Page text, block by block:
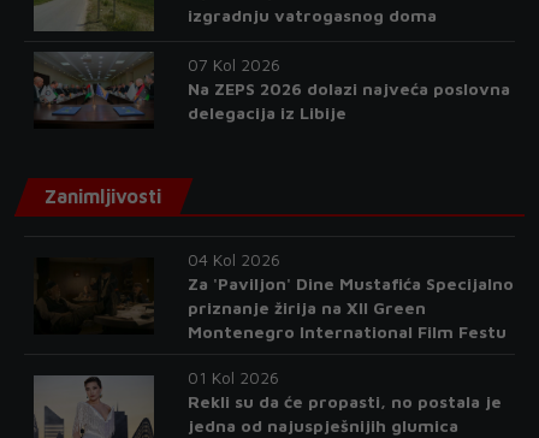
izgradnju vatrogasnog doma
07 Kol 2026
Na ZEPS 2026 dolazi najveća poslovna
delegacija iz Libije
Zanimljivosti
04 Kol 2026
Za 'Paviljon' Dine Mustafića Specijalno
priznanje žirija na XII Green
Montenegro International Film Festu
01 Kol 2026
Rekli su da će propasti, no postala je
jedna od najuspješnijih glumica